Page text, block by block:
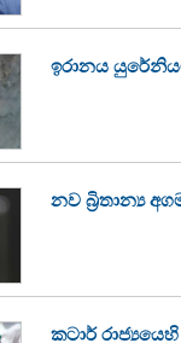
ඉරානය
නව බ්‍රිතාන්‍ය
කටාර්